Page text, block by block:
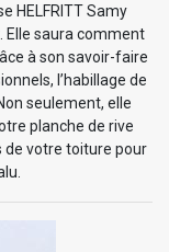
HELFRITT Samy
Elle saura comment
à son savoir-faire
l’habillage de
seulement, elle
planche de rive
de votre toiture pour